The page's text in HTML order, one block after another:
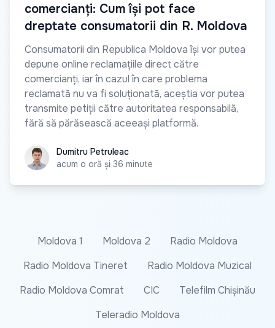
comercianți: Cum își pot face
dreptate consumatorii din R. Moldova
Consumatorii din Republica Moldova își vor putea
depune online reclamațiile direct către
comercianți, iar în cazul în care problema
reclamată nu va fi soluționată, aceștia vor putea
transmite petiții către autoritatea responsabilă,
fără să părăsească aceeași platformă.
Dumitru Petruleac
Dumitru Petruleac
acum o oră și 36 minute
Moldova 1 Moldova 2
Radio Moldova
Radio Moldova Tineret
Radio Moldova Muzical
Radio Moldova Comrat
CIC
Telefilm Chișinău
Teleradio Moldova